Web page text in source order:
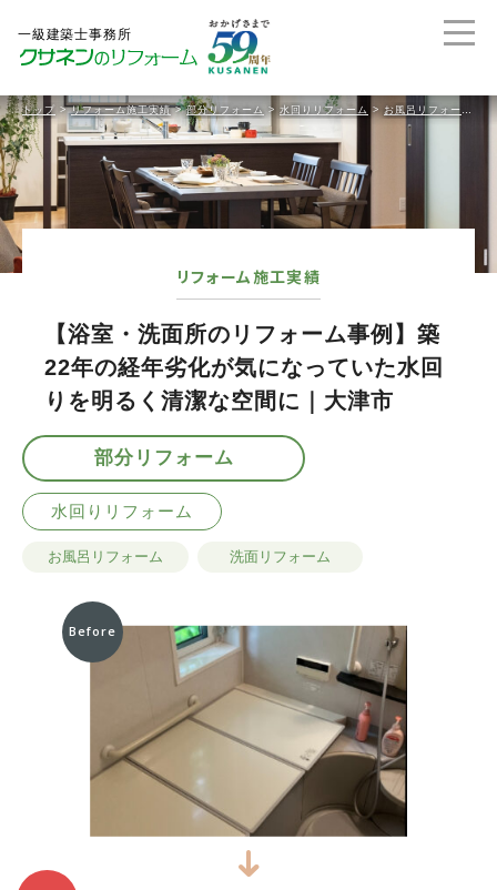
トップ >リフォーム施工実績>部分リフォーム > 水回りリフォーム > お風呂リフォーム
リフォーム施工実績
【浴室・洗面所のリフォーム事例】築
22年の経年劣化が気になっていた水回
りを明るく清潔な空間に｜大津市
部分リフォーム
水回りリフォーム
お風呂リフォーム 洗面リフォーム
Before